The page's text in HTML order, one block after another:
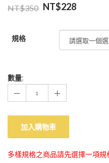
NT$350 NT$228
規格
數量:
加入購物車
多樣規格之商品請先選擇一項